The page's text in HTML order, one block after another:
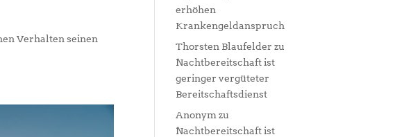
Verhalten seinen
erhöhen
Krankengeldanspruch
Thorsten Blaufelder zu
Nachtbereitschaft ist
geringer vergüteter
Bereitschaftsdienst
Anonym zu
Nachtbereitschaft ist